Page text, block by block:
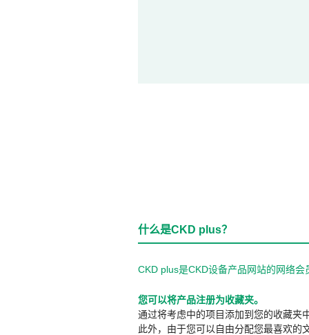
什么是CKD plus？
CKD plus是CKD设备产品网站的网络
您可以将产品注册为收藏夹。
通过将考虑中的项目添加到您的收藏夹
此外，由于您可以自由分配您最喜欢的